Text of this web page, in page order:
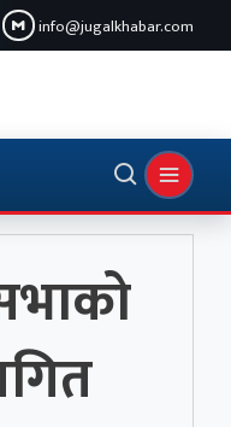
info@jugalkhabar.com